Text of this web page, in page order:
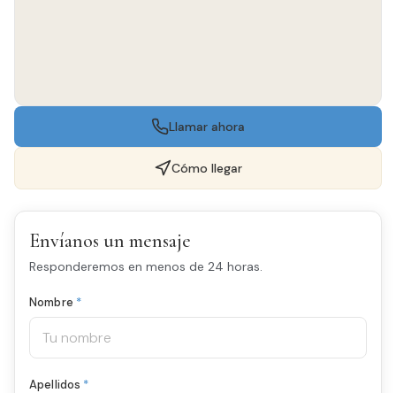
Envíanos un mensaje
Responderemos en menos de 24 horas.
Nombre *
Apellidos *
Llamar ahora
Cómo llegar